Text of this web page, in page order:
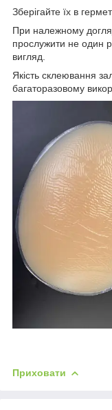
Зберігайте їх в
При належному
прослужити не один
вигляд.
Якість склеювання
багаторазовому
Приховати